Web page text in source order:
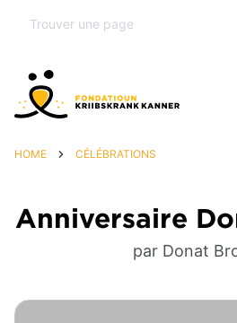
HOME CÉLÉBRATIONS
Anniversaire
par Donat